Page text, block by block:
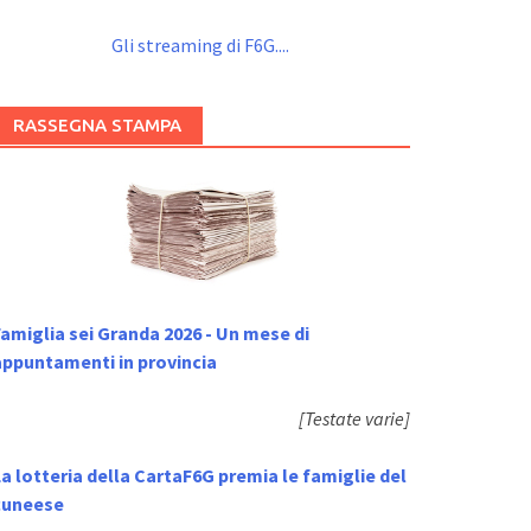
Gli streaming di F6G....
RASSEGNA STAMPA
sei Granda 2026 - Un mese di
in provincia
[Testate varie]
lotteria della CartaF6G premia le famiglie del